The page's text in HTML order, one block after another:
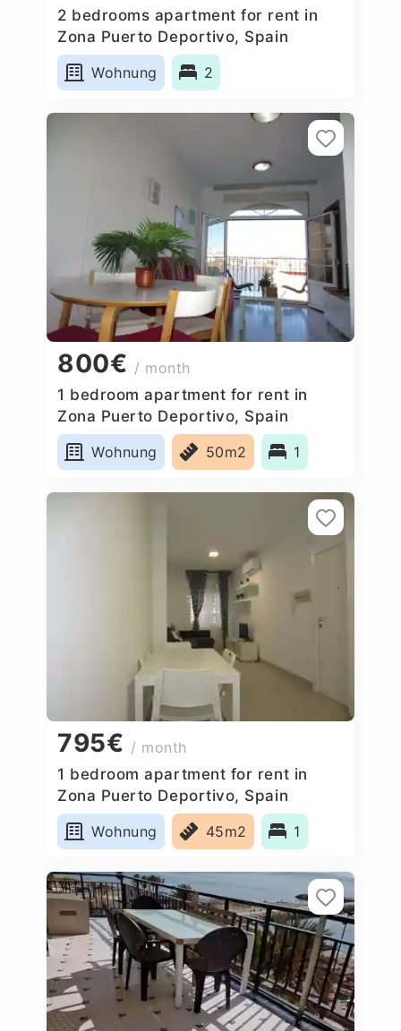
2 bedrooms apartment for rent in
Zona Puerto Deportivo, Spain
Wohnung
2
800€ / month
1 bedroom apartment for rent in
Zona Puerto Deportivo, Spain
Wohnung
50m2 1
795€ / month
1 bedroom apartment for rent in
Zona Puerto Deportivo, Spain
Wohnung
45m2 1